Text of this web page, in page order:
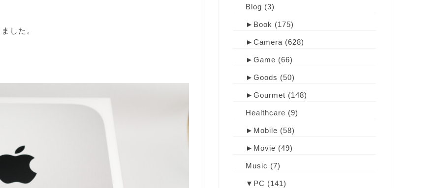
した。
Blog (3)
► Book (175)
► Camera (628)
► Game (66)
► Goods (50)
► Gourmet (148)
Healthcare (9)
► Mobile (58)
► Movie (49)
Music (7)
▼ PC (141)